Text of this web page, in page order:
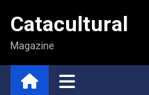
contenido
Catacultural
Magazine